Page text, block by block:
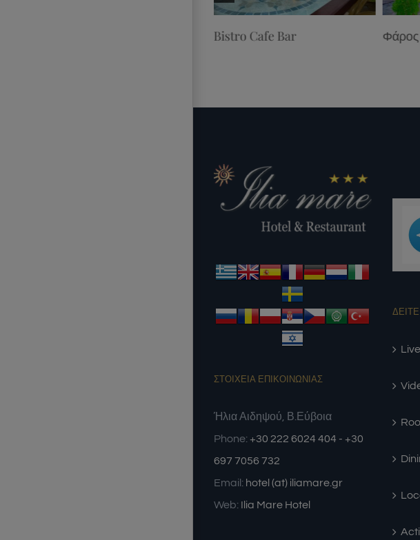
Bistro Cafe Bar
ΣΤΟΙΧΕΙΑ ΕΠΙΚΟΙΝΩΝΙΑΣ
Ήλια Αιδηψού, Β.Εύβοια
Phone: +30 222 6024 404 - +30
697 7056 732
Email: hotel (at) iliamare.gr
Web: Ilia Mare Hotel